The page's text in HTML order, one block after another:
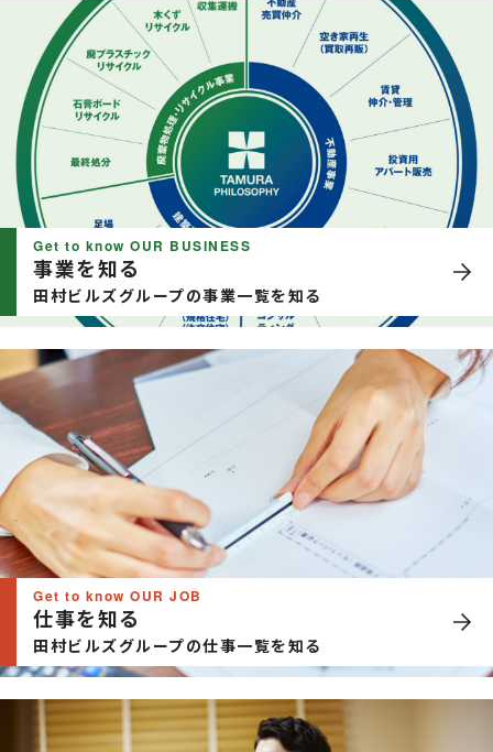
Get to know OUR BUSINESS
事業を知る
田村ビルズグループの事業一覧を知る
Get to know OUR JOB
仕事を知る
田村ビルズグループの仕事一覧を知る